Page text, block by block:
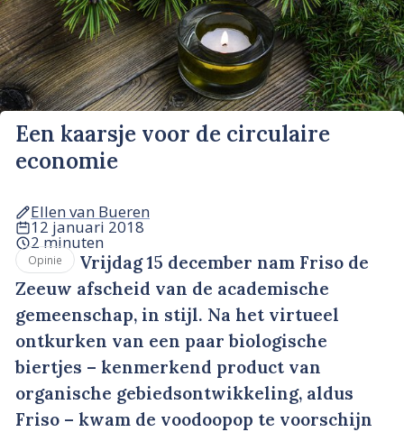
Een kaarsje voor de circulaire
economie
Ellen van Bueren
12 januari 2018
2 minuten
Opinie
Vrijdag 15 december nam Friso de
Zeeuw afscheid van de academische
gemeenschap, in stijl. Na het virtueel
ontkurken van een paar biologische
biertjes – kenmerkend product van
organische gebiedsontwikkeling, aldus
Friso – kwam de voodoopop te voorschijn